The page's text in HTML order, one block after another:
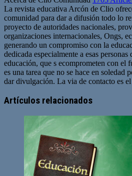
La revista educativa Arcón de Clio
comunidad para dar a difusión todo lo
proyecto de autoridades nacionales,
organizaciones internacionales, Ongs,
generando un compromiso con la
dedicada especialmente a esas personas
educación, que s ecomprometen con el
es una tarea que no se hace en soledad
dar divulgación. La via de contacto es
web
Artículos relacionados